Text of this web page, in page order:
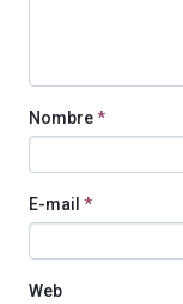
Nombre*
E-mail *
Web